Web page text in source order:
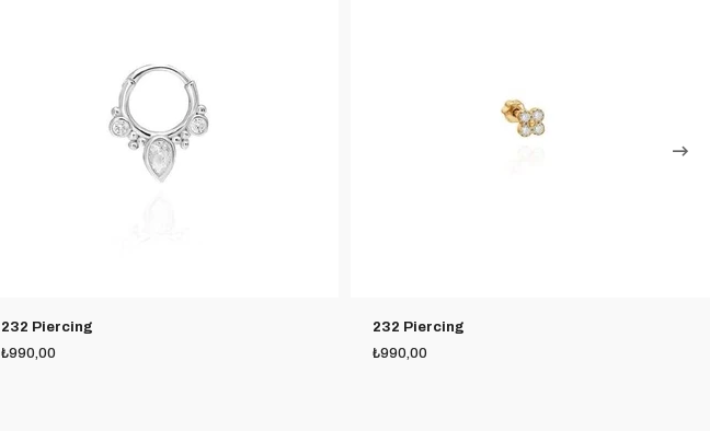
232 Piercing
₺990,00
232 Piercing
₺990,00